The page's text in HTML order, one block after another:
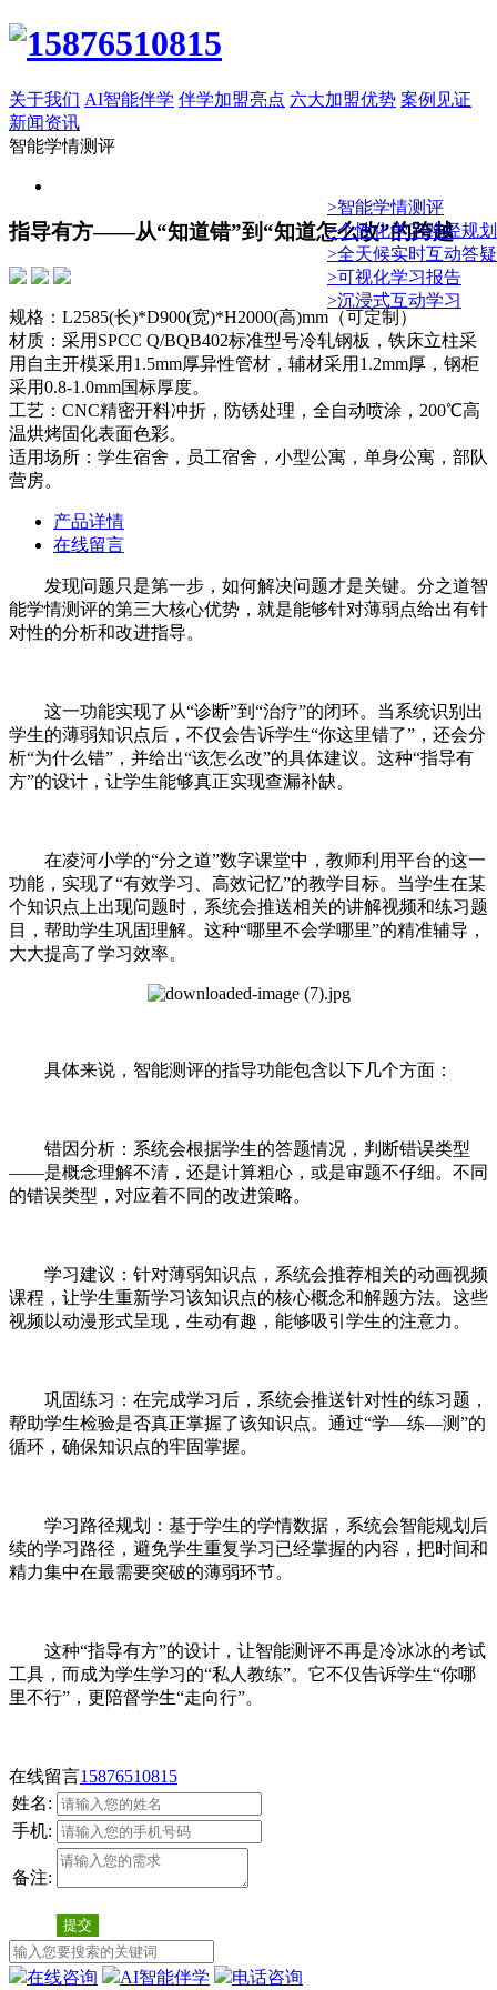
关于我们 AI智能伴学 伴学加盟亮点 六大加盟优势 案例见证
新闻资讯
智能学情测评
>智能学情测评
>个性化学习路径规划
>全天候实时互动答疑
>可视化学习报告
>沉浸式互动学习
指导有方——从“知道错”到“知道怎么改”的跨越
规格：L2585(长)*D900(宽)*H2000(高)mm（可定制）
材质：采用SPCC Q/BQB402标准型号冷轧钢板，铁床立柱采
用自主开模采用1.5mm厚异性管材，辅材采用1.2mm厚，钢柜
采用0.8-1.0mm国标厚度。
工艺：CNC精密开料冲折，防锈处理，全自动喷涂，200℃高
温烘烤固化表面色彩。
适用场所：学生宿舍，员工宿舍，小型公寓，单身公寓，部队
营房。
产品详情
在线留言
发现问题只是第一步，如何解决问题才是关键。分之道智
能学情测评的第三大核心优势，就是能够针对薄弱点给出有针
对性的分析和改进指导。
这一功能实现了从“诊断”到“治疗”的闭环。当系统识别出
学生的薄弱知识点后，不仅会告诉学生“你这里错了”，还会分
析“为什么错”，并给出“该怎么改”的具体建议。这种“指导有
方”的设计，让学生能够真正实现查漏补缺。
在凌河小学的“分之道”数字课堂中，教师利用平台的这一
功能，实现了“有效学习、高效记忆”的教学目标。当学生在某
个知识点上出现问题时，系统会推送相关的讲解视频和练习题
目，帮助学生巩固理解。这种“哪里不会学哪里”的精准辅导，
大大提高了学习效率。
具体来说，智能测评的指导功能包含以下几个方面：
错因分析：系统会根据学生的答题情况，判断错误类型
——是概念理解不清，还是计算粗心，或是审题不仔细。不同
的错误类型，对应着不同的改进策略。
学习建议：针对薄弱知识点，系统会推荐相关的动画视频
课程，让学生重新学习该知识点的核心概念和解题方法。这些
视频以动漫形式呈现，生动有趣，能够吸引学生的注意力。
巩固练习：在完成学习后，系统会推送针对性的练习题，
帮助学生检验是否真正掌握了该知识点。通过“学—练—测”的
循环，确保知识点的牢固掌握。
学习路径规划：基于学生的学情数据，系统会智能规划后
续的学习路径，避免学生重复学习已经掌握的内容，把时间和
精力集中在最需要突破的薄弱环节。
这种“指导有方”的设计，让智能测评不再是冷冰冰的考试
工具，而成为学生学习的“私人教练”。它不仅告诉学生“你哪
里不行”，更陪督学生“走向行”。
在线留言15876510815
姓名:
手机:
备注:
提交
在线咨询 AI智能伴学 电话咨询